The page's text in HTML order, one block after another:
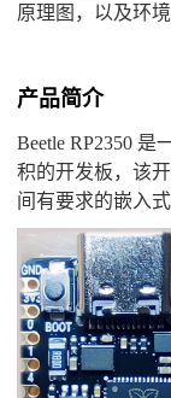
原理图，以及环
产品简介
Beetle RP2350
积的开发板，该
间有要求的嵌入式